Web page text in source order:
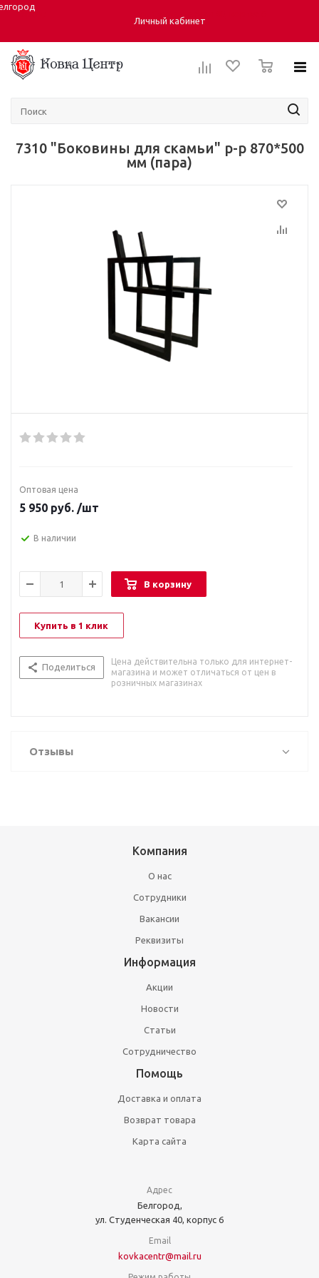
Город:
Личный кабинет
7310 "Боковины для скамьи" р-р 870*500
мм (пара)
Оптовая цена
5 950 руб. /шт
В наличии
В корзину
Купить в 1 клик
Поделиться
Цена действительна только для интернет-
магазина и может отличаться от цен в
розничных магазинах
Отзывы
Компания
О нас
Сотрудники
Вакансии
Реквизиты
Информация
Акции
Новости
Статьи
Сотрудничество
Помощь
Доставка и оплата
Возврат товара
Карта сайта
Адрес
Белгород,
ул. Студенческая 40, корпус 6
Email
kovkacentr@mail.ru